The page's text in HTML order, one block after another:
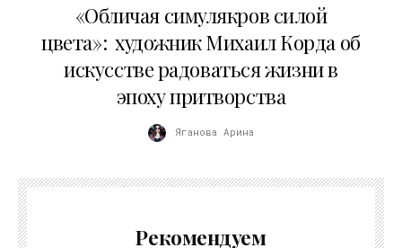
«Обличая симулякров силой
цвета»: художник Михаил Корда об
искусстве радоваться жизни в
эпоху притворства
Яганова Арина
Рекомендуем